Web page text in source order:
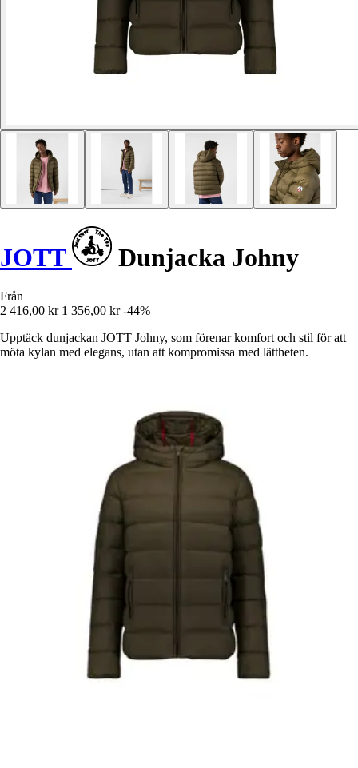
JOTT Dunjacka Johny
Från
2 416,00 kr 1 356,00 kr -44%
Upptäck dunjackan JOTT Johny, som förenar komfort och stil för att
möta kylan med elegans, utan att kompromissa med lättheten.